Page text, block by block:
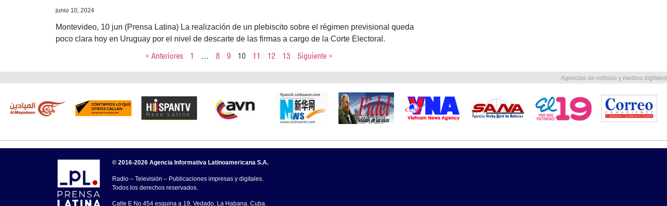
junio 10, 2024
Montevideo, 10 jun (Prensa Latina) La realización de un plebiscito sobre el régimen previsional queda
poco clara hoy en Uruguay por el nivel de descarte de las firmas a cargo de la Corte Electoral.
« Anteriores 1 … 8 9 10 11 12 13 Siguiente »
Agencias de noticias y medios digitales
© 2016-2026 Agencia Informativa Latinoamericana S.A.
Radio – Televisión – Publicaciones impresas y digitales.
Todos los derechos reservados.
Calle E No.454 esquina a 19, Vedado, La Habana, Cuba.